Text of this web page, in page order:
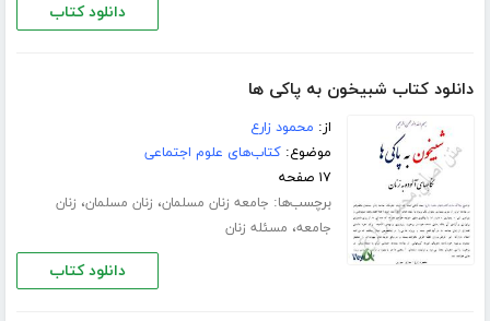
دانلود کتاب
دانلود کتاب شبیخون به پاکی ها
از: محمود زارع
موضوع:کتاب‌های علوم اجتماعی
۱۷ صفحه
برچسب‌ها: جامعه زنان مسلمان، زنان مسلمان، زنان
جامعه، مسئله زنان
دانلود کتاب